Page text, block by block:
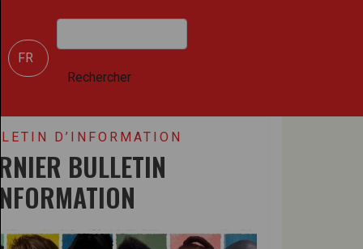
Select your language
Rechercher
D’INFORMATION
BULLETIN